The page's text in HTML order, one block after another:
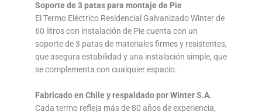
Soporte de 3 patas para montaje de Pie
El Termo Eléctrico Residencial Galvanizado Winter de
60 litros con instalación de Pie cuenta con un
soporte de 3 patas de materiales firmes y resistentes,
que asegura estabilidad y una instalación simple, que
se complementa con cualquier espacio.
Fabricado en Chile y respaldado por Winter S.A.
Cada termo refleja más de 80 años de experiencia,